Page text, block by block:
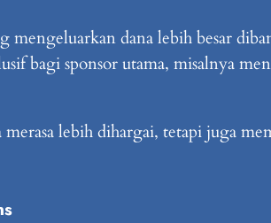
mengeluarkan dana lebih besar
bagi sponsor utama, misalnya
lebih dihargai, tetapi juga